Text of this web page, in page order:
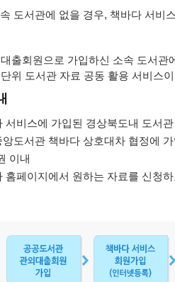
도서관에 없을 경우, 책바다 서비
출회원으로 가입하신 소속 도서
위 도서관 자료 공동 활용 서비스
서비스에 가입된 경상북도내 도서
앙도서관 책바다 상호대차 협정에
이내
홈페이지에서 원하는 자료를 신청